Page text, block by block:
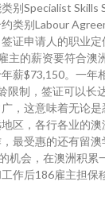
别Specialist Skills
类别Labour
证申请人的职业
主的薪资要符合澳
薪$73,150。一年
限制，签证可以长
，这意味着无论
区，各行各业的
最受惠的还有留
机会，在澳洲积累
作后186雇主担保